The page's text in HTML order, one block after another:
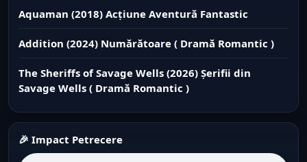
Aquaman (2018) Acțiune Aventură Fantastic
Addition (2024) Numărătoare ( Dramă Romantic )
The Sheriffs of Savage Wells (2026) Șerifii din
Savage Wells ( Dramă Romantic )
🎉 Impact Petrecere